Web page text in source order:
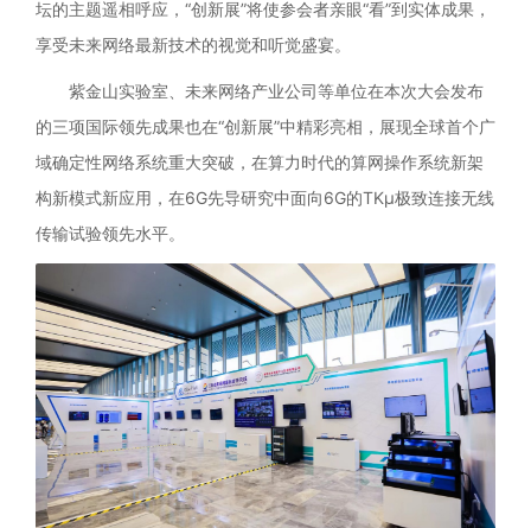
坛的主题遥相呼应，“创新展”将使参会者亲眼“看”到实体成果，
享受未来网络最新技术的视觉和听觉盛宴。
紫金山实验室、未来网络产业公司等单位在本次大会发布
的三项国际领先成果也在“创新展”中精彩亮相，展现全球首个广
域确定性网络系统重大突破，在算力时代的算网操作系统新架
构新模式新应用，在6G先导研究中面向6G的TKμ极致连接无线
传输试验领先水平。